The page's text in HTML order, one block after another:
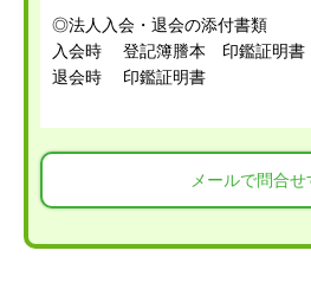
◎法人入会・退会の添付書類
入会時 登記簿謄本 印鑑証明書
退会時 印鑑証明書
メールで問合せ